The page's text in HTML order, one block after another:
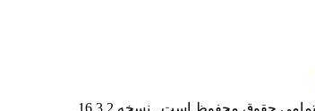
تمامی حقوق محفوظ است . نسخه 16.3.2